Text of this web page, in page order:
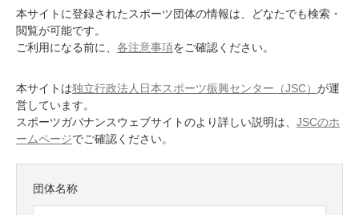
本サイトに登録されたスポーツ団体の情報は、どなたでも検索・
閲覧が可能です。
ご利用になる前に、 各注意事項をご確認ください。
本サイトは独立行政法人日本スポーツ振興センター（JSC） が運
営しています。
スポーツガバナンスウェブサイトのより詳しい説明は、 JSCのホ
ームページでご確認ください。
団体名称